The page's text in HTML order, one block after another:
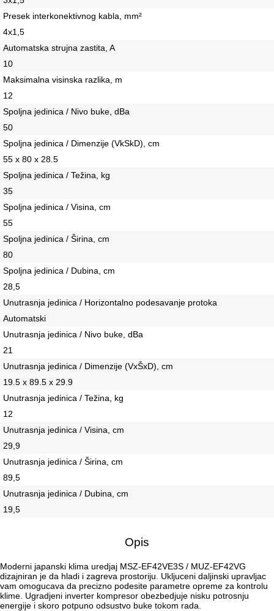
Presek interkonektivnog kabla, mm²
4х1,5
Automatska strujna zastita, A
10
Maksimalna visinska razlika, m
12
Spoljna jedinica / Nivo buke, dBa
50
Spoljna jedinica / Dimenzije (VkSkD), сm
55 x 80 x 28.5
Spoljna jedinica / Težina, kg
35
Spoljna jedinica / Visina, сm
55
Spoljna jedinica / Širina, сm
80
Spoljna jedinica / Dubina, сm
28,5
Unutrasnja jedinica / Horizontalno podesavanje protoka
Automatski
Unutrasnja jedinica / Nivo buke, dBa
21
Unutrasnja jedinica / Dimenzije (VxŠxD), сm
19.5 x 89.5 x 29.9
Unutrasnja jedinica / Težina, kg
12
Unutrasnja jedinica / Visina, сm
29,9
Unutrasnja jedinica / Širina, сm
89,5
Unutrasnja jedinica / Dubina, сm
19,5
Opis
Moderni japanski klima uredjaj MSZ-EF42VE3S / MUZ-EF42VG
dizajniran je da hladi i zagreva prostoriju. Ukljuceni daljinski upravljac
vam omogucava da precizno podesite parametre opreme za kontrolu
klime. Ugradjeni inverter kompresor obezbedjuje nisku potrosnju
energije i skoro potpuno odsustvo buke tokom rada.